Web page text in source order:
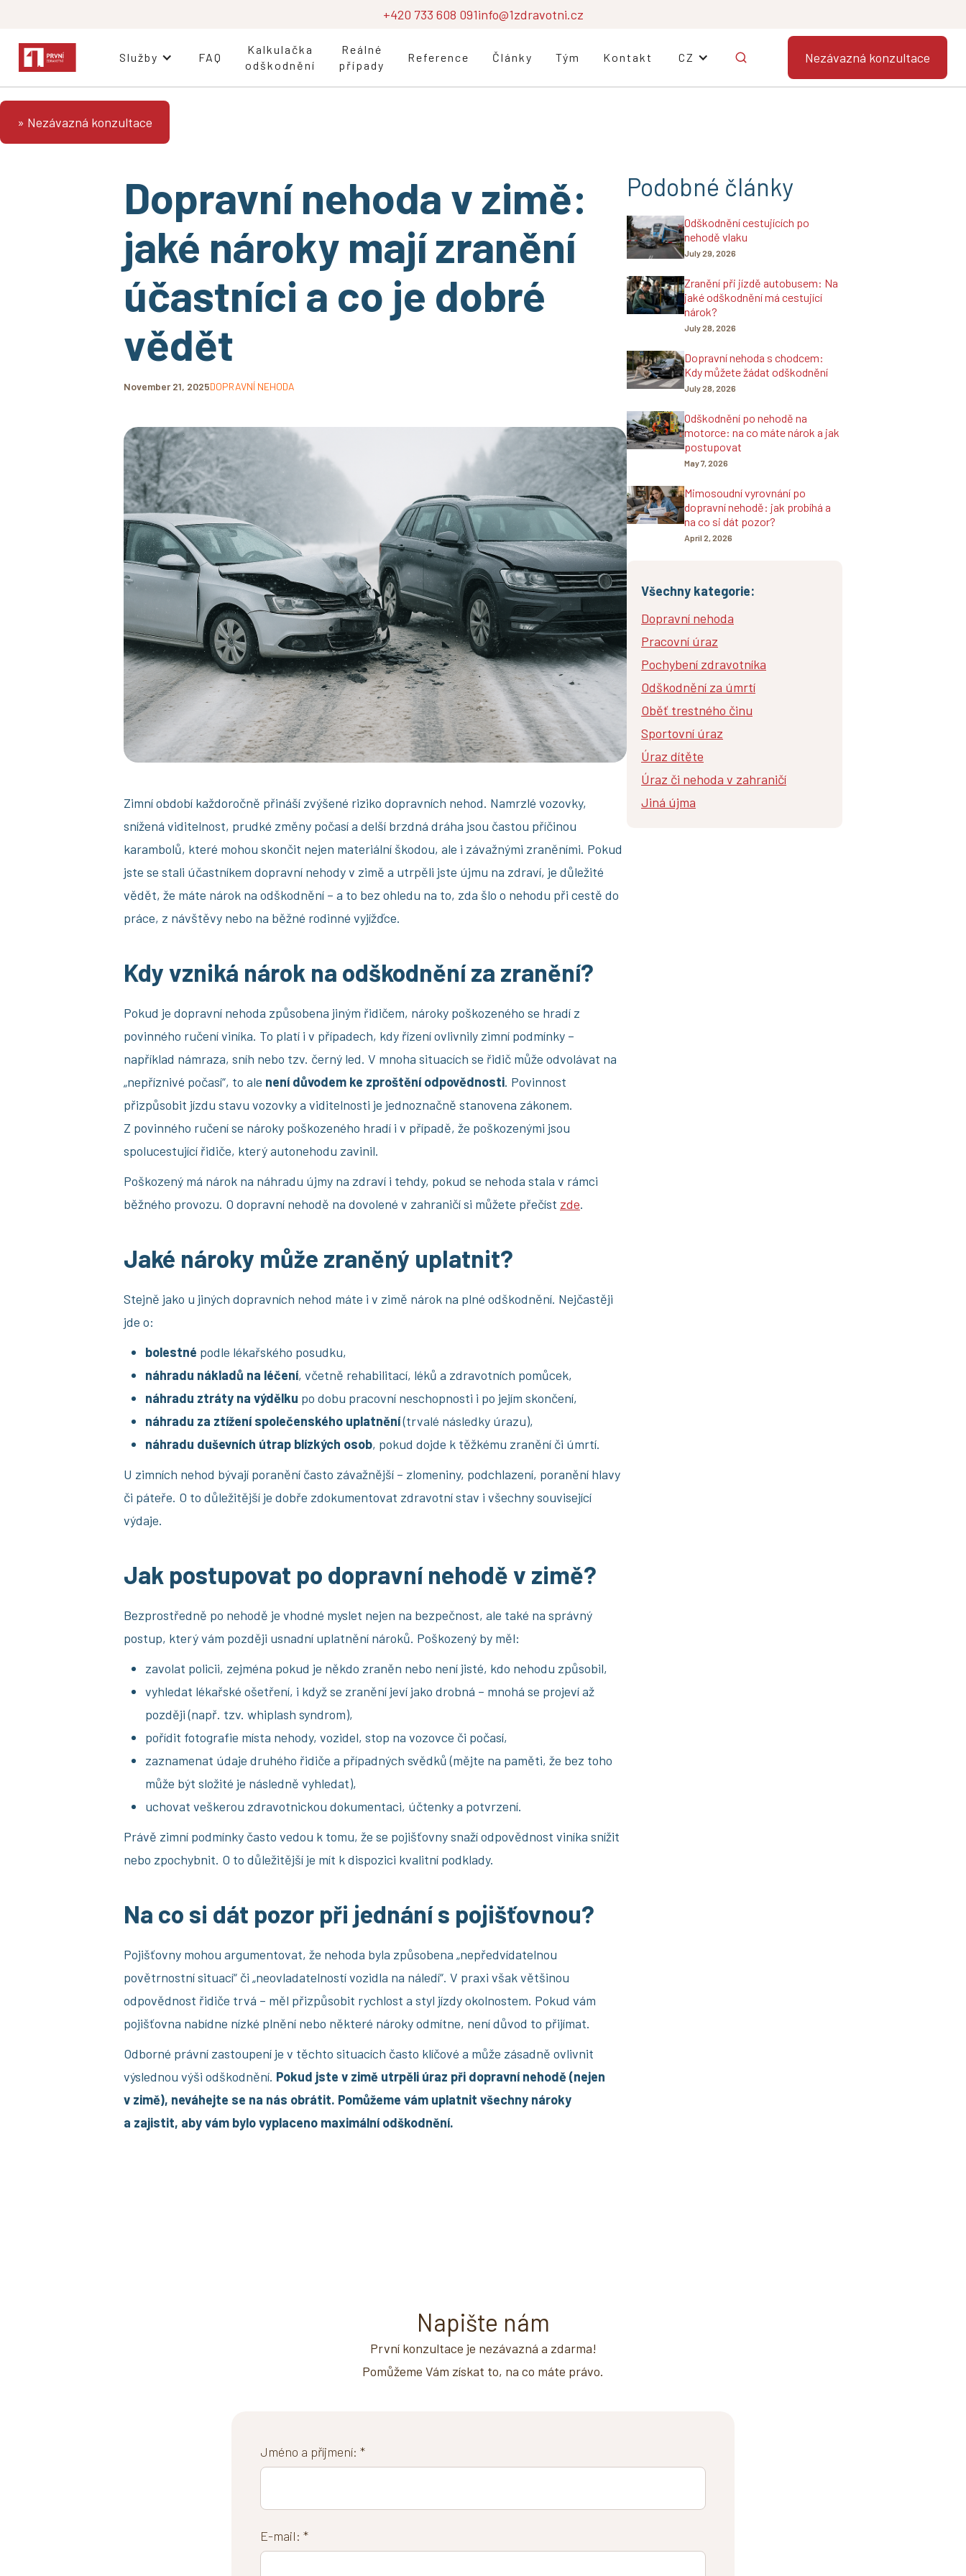
+420 733 608 091info@1zdravotni.cz
Služby FAQ
Kalkulačka
odškodnění
Reálné
případy
Reference Články Tým Kontakt CZ Nezávazná konzultace
» Nezávazná konzultace
Dopravní nehoda v zimě:
jaké nároky mají zranění
účastníci a co je dobré
vědět
November 21, 2025DOPRAVNÍ NEHODA
Zimní období každoročně přináší zvýšené riziko dopravních nehod. Namrzlé vozovky,
snížená viditelnost, prudké změny počasí a delší brzdná dráha jsou častou příčinou
karambolů, které mohou skončit nejen materiální škodou, ale i závažnými zraněními. Pokud
jste se stali účastníkem dopravní nehody v zimě a utrpěli jste újmu na zdraví, je důležité
vědět, že máte nárok na odškodnění – a to bez ohledu na to, zda šlo o nehodu při cestě do
práce, z návštěvy nebo na běžné rodinné vyjížďce.
Kdy vzniká nárok na odškodnění za zranění?
Pokud je dopravní nehoda způsobena jiným řidičem, nároky poškozeného se hradí z
povinného ručení viníka. To platí i v případech, kdy řízení ovlivnily zimní podmínky –
například námraza, sníh nebo tzv. černý led. V mnoha situacích se řidič může odvolávat na
„nepříznivé počasí“, to ale není důvodem ke zproštění odpovědnosti. Povinnost
přizpůsobit jízdu stavu vozovky a viditelnosti je jednoznačně stanovena zákonem.
Z povinného ručení se nároky poškozeného hradí i v případě, že poškozenými jsou
spolucestující řidiče, který autonehodu zavinil.
Poškozený má nárok na náhradu újmy na zdraví i tehdy, pokud se nehoda stala v rámci
běžného provozu. O dopravní nehodě na dovolené v zahraničí si můžete přečíst zde.
Jaké nároky může zraněný uplatnit?
Stejně jako u jiných dopravních nehod máte i v zimě nárok na plné odškodnění. Nejčastěji
jde o:
bolestné podle lékařského posudku,
náhradu nákladů na léčení, včetně rehabilitací, léků a zdravotních pomůcek,
náhradu ztráty na výdělku po dobu pracovní neschopnosti i po jejím skončení,
náhradu za ztížení společenského uplatnění(trvalé následky úrazu),
náhradu duševních útrap blízkých osob, pokud dojde k těžkému zranění či úmrtí.
U zimních nehod bývají poranění často závažnější – zlomeniny, podchlazení, poranění hlavy
či páteře. O to důležitější je dobře zdokumentovat zdravotní stav i všechny související
výdaje.
Jak postupovat po dopravní nehodě v zimě?
Bezprostředně po nehodě je vhodné myslet nejen na bezpečnost, ale také na správný
postup, který vám později usnadní uplatnění nároků. Poškozený by měl:
zavolat policii, zejména pokud je někdo zraněn nebo není jisté, kdo nehodu způsobil,
vyhledat lékařské ošetření, i když se zranění jeví jako drobná – mnohá se projeví až
později (např. tzv. whiplash syndrom),
pořídit fotografie místa nehody, vozidel, stop na vozovce či počasí,
zaznamenat údaje druhého řidiče a případných svědků (mějte na paměti, že bez toho
může být složité je následně vyhledat),
uchovat veškerou zdravotnickou dokumentaci, účtenky a potvrzení.
Právě zimní podmínky často vedou k tomu, že se pojišťovny snaží odpovědnost viníka snížit
nebo zpochybnit. O to důležitější je mít k dispozici kvalitní podklady.
Na co si dát pozor při jednání s pojišťovnou?
Pojišťovny mohou argumentovat, že nehoda byla způsobena „nepředvídatelnou
povětrnostní situací“ či „neovladatelností vozidla na náledí“. V praxi však většinou
odpovědnost řidiče trvá – měl přizpůsobit rychlost a styl jízdy okolnostem. Pokud vám
pojišťovna nabídne nízké plnění nebo některé nároky odmítne, není důvod to přijímat.
Odborné právní zastoupení je v těchto situacích často klíčové a může zásadně ovlivnit
výslednou výši odškodnění. Pokud jste v zimě utrpěli úraz při dopravní nehodě (nejen
v zimě), neváhejte se na nás obrátit. Pomůžeme vám uplatnit všechny nároky
a zajistit, aby vám bylo vyplaceno maximální odškodnění.
Podobné články
Odškodnění cestujících po
nehodě vlaku
July 29, 2026
Zranění při jízdě autobusem: Na
jaké odškodnění má cestující
nárok?
July 28, 2026
Dopravní nehoda s chodcem:
Kdy můžete žádat odškodnění
July 28, 2026
Odškodnění po nehodě na
motorce: na co máte nárok a jak
postupovat
May 7, 2026
Mimosoudní vyrovnání po
dopravní nehodě: jak probíhá a
na co si dát pozor?
April 2, 2026
Všechny kategorie:
Dopravní nehoda
Pracovní úraz
Pochybení zdravotníka
Odškodnění za úmrtí
Oběť trestného činu
Sportovní úraz
Úraz dítěte
Úraz či nehoda v zahraničí
Jiná újma
Napište nám
První konzultace je nezávazná a zdarma!
Pomůžeme Vám získat to, na co máte právo.
Jméno a příjmení: *
E-mail: *